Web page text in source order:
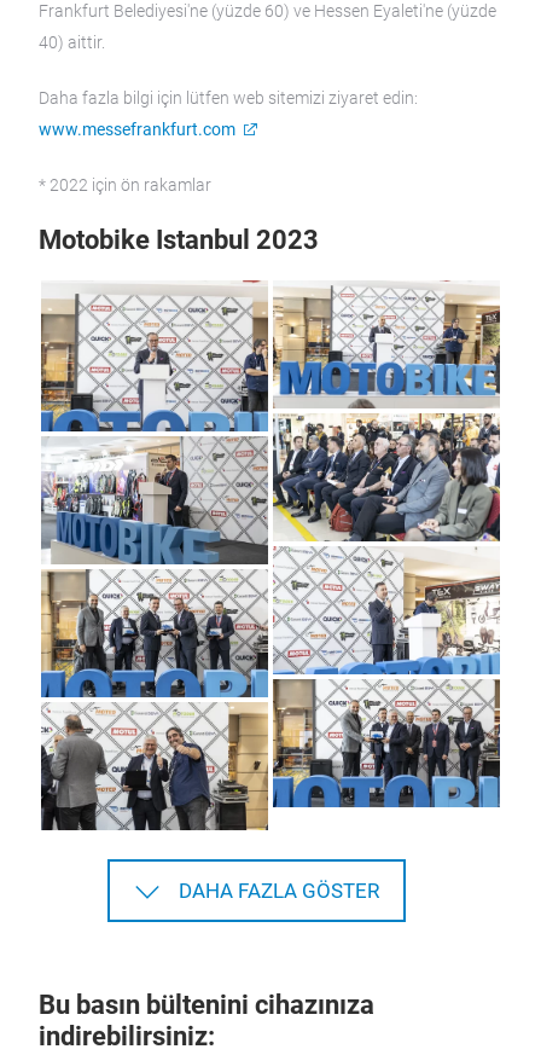
Frankfurt Belediyesi'ne (yüzde 60) ve Hessen Eyaleti'ne (yüzde
40) aittir.
Daha fazla bilgi için lütfen web sitemizi ziyaret edin:
www.messefrankfurt.com
* 2022 için ön rakamlar
Motobike Istanbul 2023
DAHA FAZLA GÖSTER
Bu basın bültenini cihazınıza
indirebilirsiniz: